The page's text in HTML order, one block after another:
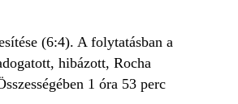
(6:4). A folytatásban a
hibázott, Rocha
1 óra 53 perc